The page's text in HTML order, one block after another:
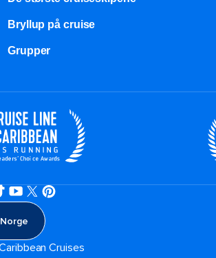
Bryllup på cruise
Grupper
Norge
Cruises